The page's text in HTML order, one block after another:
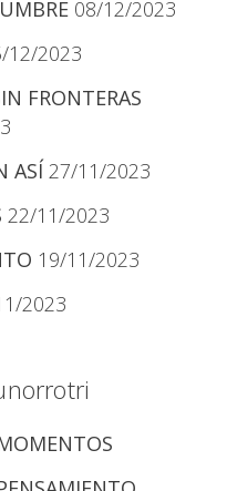
08/12/2023
12/2023
FRONTERAS
ASÍ 27/11/2023
22/11/2023
19/11/2023
2023